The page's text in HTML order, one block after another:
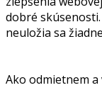
dobré
neuložia sa
Ako odmietnem a